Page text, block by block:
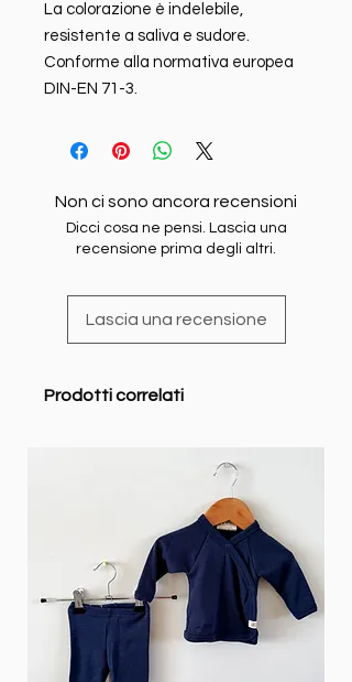
La colorazione è indelebile,
resistente a saliva e sudore.
Conforme alla normativa europea
DIN-EN 71-3.
Non ci sono ancora recensioni
Dicci cosa ne pensi. Lascia una
recensione prima degli altri.
Lascia una recensione
Prodotti correlati